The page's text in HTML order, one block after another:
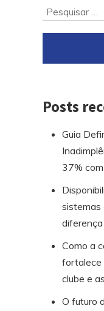
Pesquisar
Posts
Guia
37%
sistemas
Como a
fortalece
clube e
O futuro